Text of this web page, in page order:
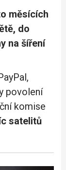
měsících
do
na šíření
povolení
komise
satelitů